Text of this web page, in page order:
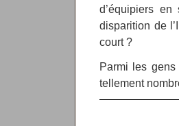
d’équipiers
disparition de
court ?
Parmi les
tellement